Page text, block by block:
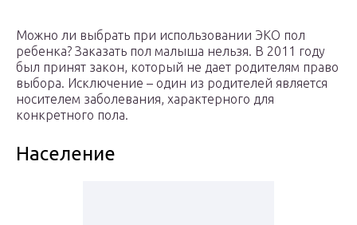
Можно ли выбрать при использовании ЭКО пол
ребенка? Заказать пол малыша нельзя. В 2011 году
был принят закон, который не дает родителям право
выбора. Исключение – один из родителей является
носителем заболевания, характерного для
конкретного пола.
Население